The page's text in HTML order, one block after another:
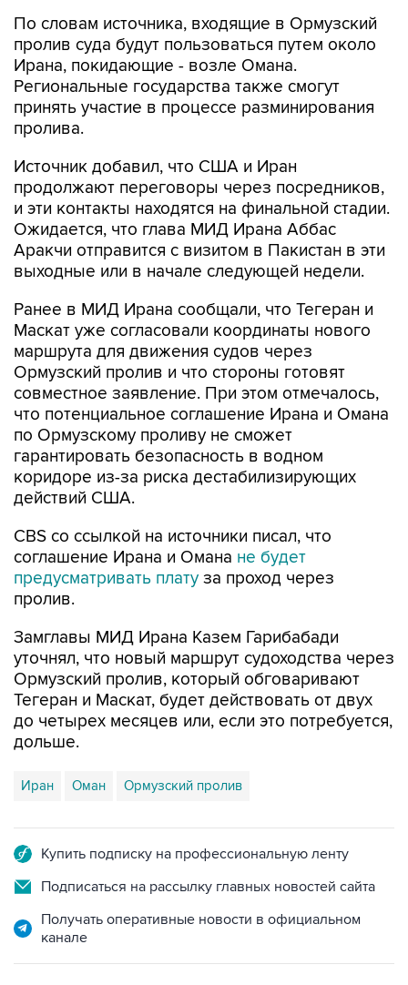
Ирана, покидающие - возле Омана.
Региональные государства также смогут
принять участие в процессе разминирования
пролива.
Источник добавил, что США и Иран
и эти контакты находятся на финальной стадии.
Ожидается, что глава МИД Ирана Аббас
Аракчи отправится с визитом в Пакистан в эти
выходные или в начале следующей недели.
Ранее в МИД Ирана сообщали, что Тегеран и
маршрута для движения судов через
Ормузский пролив и что стороны готовят
совместное заявление. При этом отмечалось,
что потенциальное соглашение Ирана и Омана
по Ормузскому проливу не сможет
гарантировать безопасность в водном
коридоре из-за риска дестабилизирующих
действий США.
CBS со ссылкой на источники писал, что
предусматривать платуза проход через
пролив.
Замглавы МИД Ирана Казем Гарибабади
Ормузский пролив, который обговаривают
Тегеран и Маскат, будет действовать от двух
до четырех месяцев или, если это потребуется,
дольше.
Иран Оман
Подписаться на рассылку главных новостей сайта
Получать оперативные новости в официальном
канале
НОВОСТИ ПО ТЕМЕ